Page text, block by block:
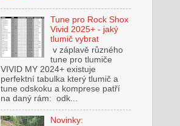
Tune pro Rock Shox
Vivid 2025+ - jaký
tlumič vybrat
v záplavě různého
tune pro tlumiče
VIVID MY 2024+ existuje
perfektní tabulka který tlumič a
tune odskoku a komprese patří
na daný rám: odk...
Novinky: